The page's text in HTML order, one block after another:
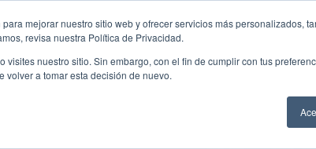
mejorar nuestro sitio web y ofrecer servicios más personalizados,
revisa nuestra Política de Privacidad.
nuestro sitio. Sin embargo, con el fin de cumplir con tus
volver a tomar esta decisión de nuevo.
FILANTROPÍA LONGEVIDAD